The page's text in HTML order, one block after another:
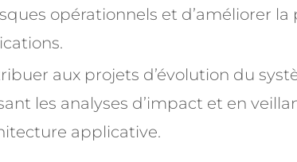
opérationnels et d’améliorer
aux projets d’évolution du
les analyses d’impact et en
applicative.